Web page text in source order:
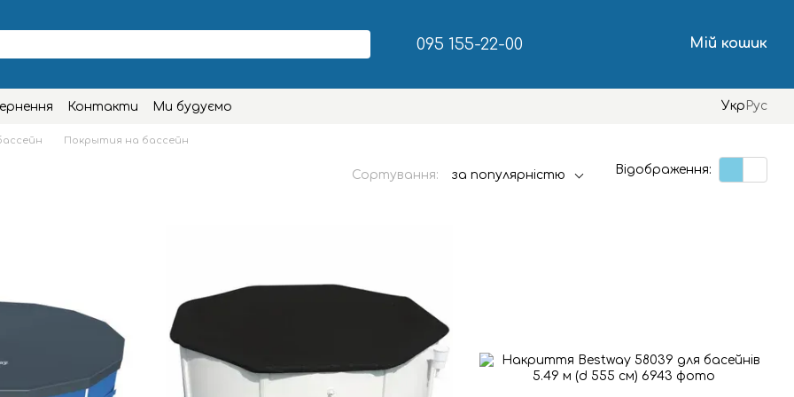
095 155-22-00 Мій кошик
Контакти Ми будуємо Укр Рус
Покрытия на бассейн
Сортування: за популярністю Відображення: